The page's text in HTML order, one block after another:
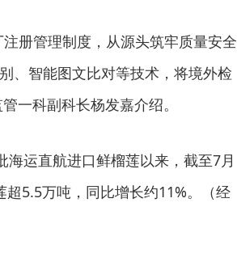
册管理制度，从源头筑牢质量安全
、智能图文比对等技术，将境外检
一科副科长杨发嘉介绍。
运直航进口鲜榴莲以来，截至7月
5.5万吨，同比增长约11%。（经